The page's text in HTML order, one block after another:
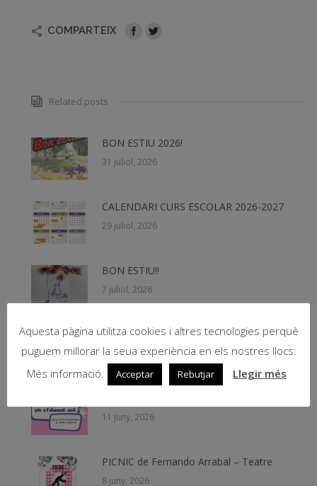
COMPARTEIX
Related posts
BON ESTIU 2026!
31 juliol, 2026
CALENDARI CURS ESCOLAR 2026-2027
29 juliol, 2026
BON ESTIU!!
7 juliol, 2026
Teachers Summer School 2026
19 juny, 2026
11 juny, 2026
PICNIC de Fernando Arrabal – Teatre
8 juny, 2026
Aquesta pàgina utilitza cookies i altres tecnologies perquè
puguem millorar la seua experiència en els nostres llocs:
Més informació.
Acceptar Rebutjar Llegir més